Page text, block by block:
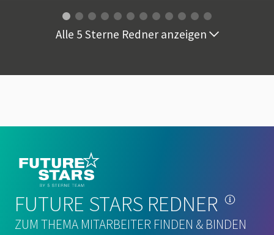
Alle 5 Sterne Redner anzeigen
FUTURE STARS REDNER
ZUM THEMA MITARBEITER FINDEN & BINDEN